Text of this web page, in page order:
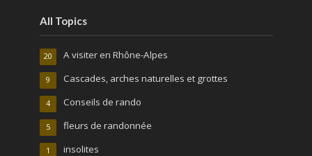
All Topics
A visiter en Rhône-Alpes
20
Cascades, arches naturelles et grottes
9
Conseils de rando
4
fleurs de randonnée
5
insolites
1